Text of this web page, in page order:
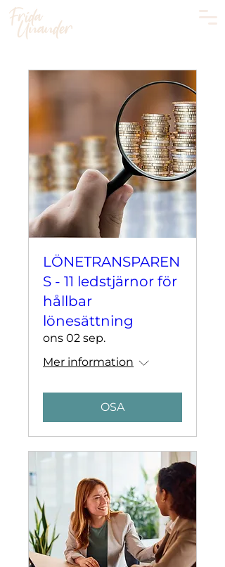
LÖNETRANSPAREN
S - 11 ledstjärnor för
hållbar
lönesättning
ons 02 sep.
Mer information
OSA